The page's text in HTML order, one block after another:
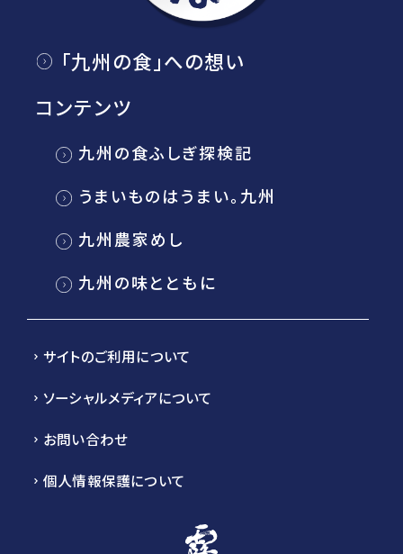
「九州の食」への想い
コンテンツ
九州の食ふしぎ探検記
うまいものはうまい。九州
九州農家めし
九州の味とともに
サイトのご利用について
ソーシャルメディアについて
お問い合わせ
個人情報保護について